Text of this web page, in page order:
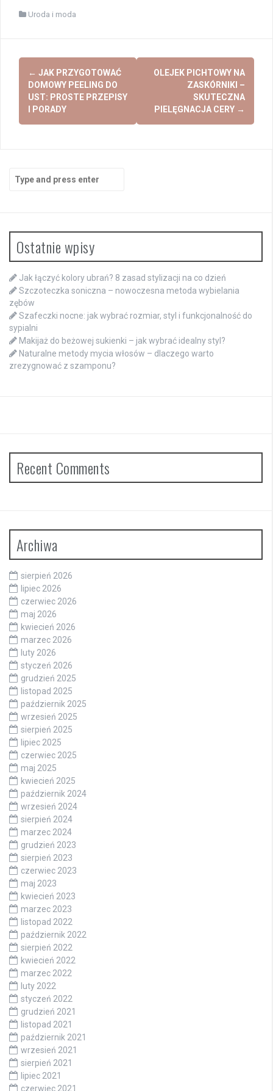
Uroda i moda
Post
navigation
← JAK PRZYGOTOWAĆ
DOMOWY PEELING DO
UST: PROSTE PRZEPISY
I PORADY
OLEJEK PICHTOWY NA
ZASKÓRNIKI –
SKUTECZNA
PIELĘGNACJA CERY →
for:
Ostatnie wpisy
Jak łączyć kolory ubrań? 8 zasad stylizacji na co dzień
Szczoteczka soniczna – nowoczesna metoda wybielania
zębów
Szafeczki nocne: jak wybrać rozmiar, styl i funkcjonalność do
sypialni
Makijaż do beżowej sukienki – jak wybrać idealny styl?
Naturalne metody mycia włosów – dlaczego warto
zrezygnować z szamponu?
Recent Comments
Archiwa
sierpień 2026
lipiec 2026
czerwiec 2026
maj 2026
kwiecień 2026
marzec 2026
luty 2026
styczeń 2026
grudzień 2025
listopad 2025
październik 2025
wrzesień 2025
sierpień 2025
lipiec 2025
czerwiec 2025
maj 2025
kwiecień 2025
październik 2024
wrzesień 2024
sierpień 2024
marzec 2024
grudzień 2023
sierpień 2023
czerwiec 2023
maj 2023
kwiecień 2023
marzec 2023
listopad 2022
październik 2022
sierpień 2022
kwiecień 2022
marzec 2022
luty 2022
styczeń 2022
grudzień 2021
listopad 2021
październik 2021
wrzesień 2021
sierpień 2021
lipiec 2021
czerwiec 2021